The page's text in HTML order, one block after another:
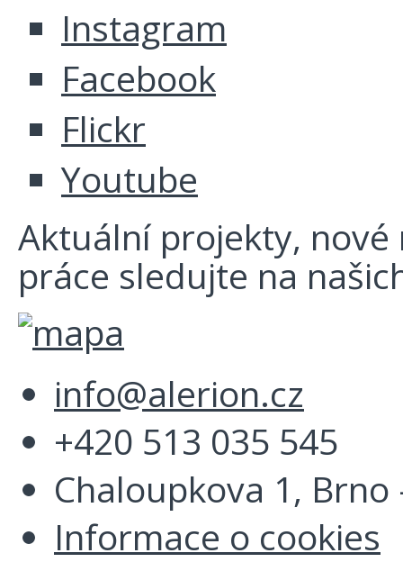
Instagram
Facebook
Flickr
Youtube
Aktuální projekty, nové
práce sledujte na
info@alerion.cz
+420 513 035 545
Chaloupkova 1,
Informace o cookies